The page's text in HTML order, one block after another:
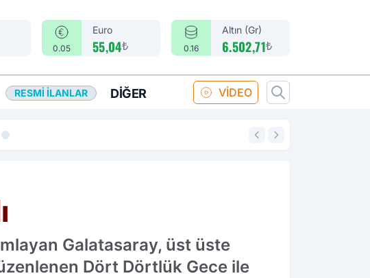
0.05
Euro
55,04₺ 0.16
Altın (Gr)
6.502,71₺
RESMI İLANLAR DIĞER VİDEO
14:18
Galatasaray, üst üste
Dört Dörtlük Gece ile